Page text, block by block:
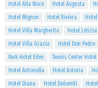
Hotel Alla Noce
Hotel Augusta
Hotel Mignon
Hotel Riviera
Hotel Villa Margherita
Hotel Letizia
Hotel Villa Grazia
Hotel Don Pedro
Park Hotel Eden
Tennis Center
Hotel Antonella
Hotel Astoria
Hotel Diana
Hotel Dolomiti